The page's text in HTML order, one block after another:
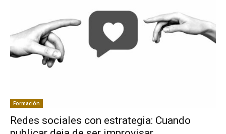
Formación
Redes sociales con estrategia: Cuando